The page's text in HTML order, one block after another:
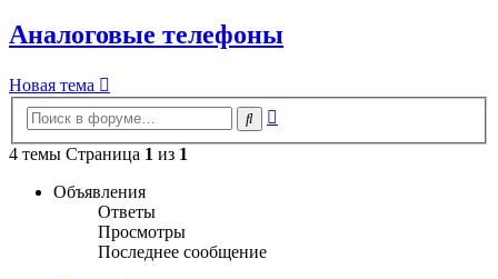
Аналоговые телефоны
Новая тема
Поиск
4 темы Страница 1 из 1
Объявления
Ответы
Просмотры
Последнее сообщение